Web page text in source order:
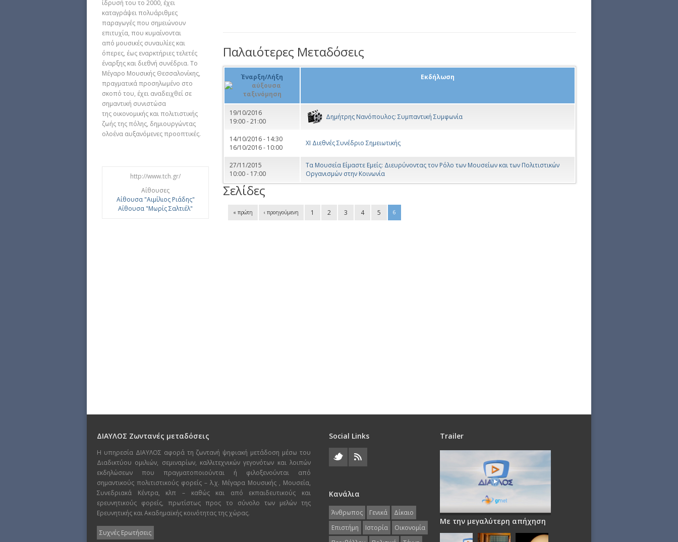
ίδρυσή του το 2000, έχει
καταγράψει πολυάριθμες
παραγωγές που σημειώνουν
επιτυχία, που κυμαίνονται
από μουσικές συναυλίες και
όπερες, έως εναρκτήριες τελετές
έναρξης και διεθνή συνέδρια. Το
Μέγαρο Μουσικής Θεσσαλονίκης,
πραγματικά προσηλωμένο στο
σκοπό του, έχει αναδειχθεί σε
σημαντική συνιστώσα
της οικονομικής και πολιτιστικής
ζωής της πόλης, δημιουργώντας
ολοένα αυξανόμενες προοπτικές.
http://www.tch.gr/
Αίθουσες
Αίθουσα "Αιμίλιος Ριάδης"
Αίθουσα "Μωρίς Σαλτιέλ"
Παλαιότερες Μεταδόσεις
Έναρξη/Λήξη Εκδήλωση
19/10/2016
19:00 - 21:00
Δημήτρης Νανόπουλος: Συμπαντική Συμφωνία
14/10/2016 - 14:30
16/10/2016 - 10:00
ΧΙ Διεθνές Συνέδριο Σημειωτικής
27/11/2015
10:00 - 17:00
Τα Μουσεία Είμαστε Εμείς: Διευρύνοντας τον Ρόλο των Μουσείων και των Πολιτιστικών
Οργανισμών στην Κοινωνία
Σελίδες
« πρώτη ‹ προηγούμενη 1 2 3 4 5 6
ΔΙΑΥΛΟΣ Ζωντανές μεταδόσεις
Η υπηρεσία ΔΙΑΥΛΟΣ αφορά τη ζωντανή ψηφιακή μετάδοση μέσω του
Διαδικτύου ομιλιών, σεμιναρίων, καλλιτεχνικών γεγονότων και λοιπών
εκδηλώσεων που πραγματοποιούνται ή φιλοξενούνται από
σημαντικούς πολιτιστικούς φορείς – λ.χ. Μέγαρα Μουσικής , Μουσεία,
Συνεδριακά Κέντρα, κλπ – καθώς και από εκπαιδευτικούς και
ερευνητικούς φορείς, πρωτίστως προς το σύνολο των μελών της
Ερευνητικής και Ακαδημαϊκής κοινότητας της χώρας.
Συχνές Ερωτήσεις
Social Links
Κανάλια
Άνθρωπος Γενικά
Δίκαιο
Επιστήμη
Ιστορία
Οικονομία
Trailer
Με την μεγαλύτερη απήχηση